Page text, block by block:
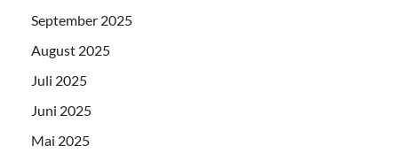
September 2025
August 2025
Juli 2025
Juni 2025
Mai 2025